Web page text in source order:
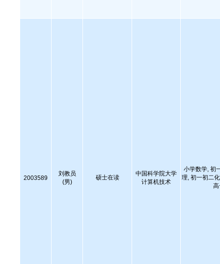
2003589
刘教员
(男)
硕士在读
中国科学院大学
计算机技术
小学数学, 初
理, 初一初二